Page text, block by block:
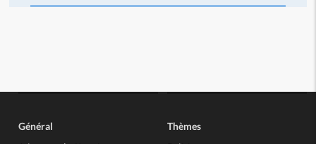
Général Thèmes